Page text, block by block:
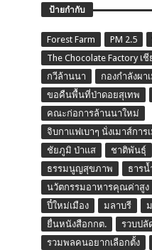
ป้ายกำกับ
Forest Farm PM 2.5
The Chocolate Factory เ
กวีล้านนา
กองกำลังผา
ขอคืนพื้นที่ป่าดอยสุเทพ
คณะก่อการล้านนาใหม่
จิบกาแฟเบาๆ นั่งเมาส์การ
ชัยภูมิ ป่าแส
ชาติพันธุ์
ธรรมนูญสุขภาพ
ธารน้
นวัตกรรมอาหารคุณค่าสูง
ปี๋ใหม่เมือง
มลาบรี
ยื่นหนังสือกกต.
รวบปลั
รวมพลคนอยากเลือกตั้ง